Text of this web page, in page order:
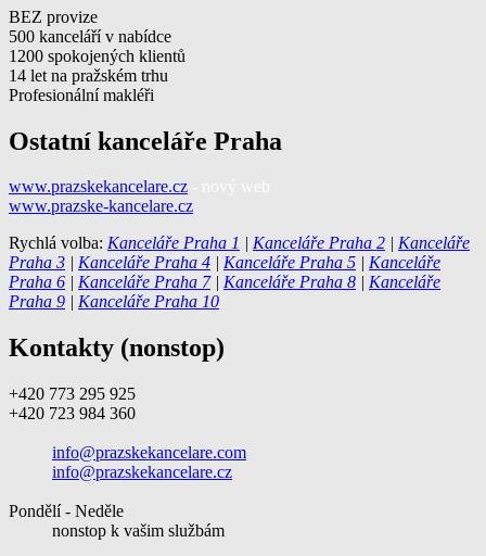
BEZ provize
500 kanceláří v nabídce
1200 spokojených klientů
14 let na pražském trhu
Profesionální makléři
Ostatní kanceláře Praha
www.prazskekancelare.cz
www.prazske-kancelare.cz
Rychlá volba: Kanceláře Praha 1 | Kanceláře Praha 2 | Kanceláře
Praha 3 | Kanceláře Praha 4 | Kanceláře Praha 5 | Kanceláře
Praha 6 | Kanceláře Praha 7| Kanceláře Praha 8 | Kanceláře
Praha 9 | Kanceláře Praha 10
Kontakty (nonstop)
+420 773 295 925
+420 723 984 360
info@prazskekancelare.com
info@prazskekancelare.cz
Pondělí - Neděle
nonstop k vašim službám